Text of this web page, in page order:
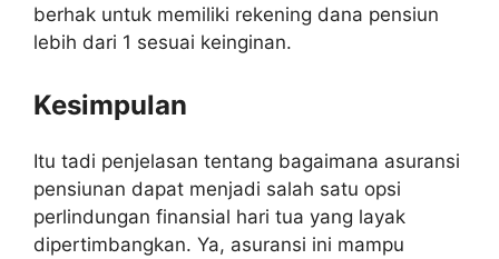
berhak untuk memiliki rekening dana pensiun
lebih dari 1 sesuai keinginan.
Kesimpulan
Itu tadi penjelasan tentang bagaimana asuransi
pensiunan dapat menjadi salah satu opsi
perlindungan finansial hari tua yang layak
dipertimbangkan. Ya, asuransi ini mampu